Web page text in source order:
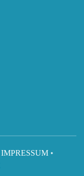
IMPRESSUM•